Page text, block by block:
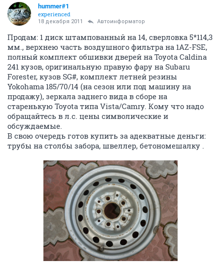
hummer#1
experienced
18 декабря 2011 Автоинформатор
Продам: 1 диск штампованный на 14, сверловка 5*114,3
мм., верхнею часть воздушного фильтра на 1AZ-FSE,
полный комплект обшивки дверей на Toyota Caldina
241 кузов, оригинальную правую фару на Subaru
Forester, кузов SG#, комплект летней резины
Yokohama 185/70/14 (на сезон или под машину на
продажу), зеркала заднего вида в сборе на
старенькую Toyota типа Vista/Camry. Кому что надо
обращайтесь в л.с. цены символические и
обсуждаемые.
В свою очередь готов купить за адекватные деньги:
трубы на столбы забора, швеллер, бетономешалку .